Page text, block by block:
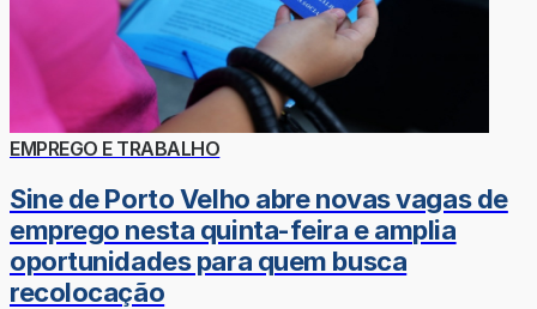
EMPREGO E TRABALHO
Sine de Porto Velho abre novas vagas de
emprego nesta quinta-feira e amplia
oportunidades para quem busca
recolocação